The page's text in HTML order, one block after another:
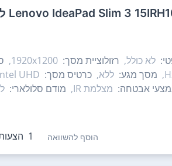
לא כולל, רזולוציית מסך: 1920x1200,
מסך מגע: ללא, כרטיס מסך: UHD
אבטחה: מצלמת IR, מודם סלולארי:
הוסף להשוואה 1